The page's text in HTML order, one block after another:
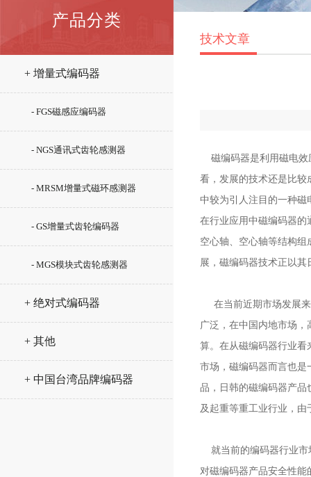
产品分类
+ 增量式编码器
- FGS磁感应编码器
- NGS通讯式齿轮感测器
- MRSM增量式磁环感测器
- GS增量式齿轮编码器
- MGS模块式齿轮感测器
+ 绝对式编码器
+ 其他
+ 中国台湾品牌编码器
技术文章
磁编码器是利用磁电效
看，发展的技术还是比较
中较为引人注目的一种磁
在行业应用中磁编码器的
空心轴、空心轴等结构组
展，磁编码器技术正以
在当前近期市场发展来
广泛，在中国内地市场
算。在从磁编码器行业看
市场，磁编码器而言也是
品，日韩的磁编码器产品
及起重等重工业行业，
就当前的编码器行业市
对磁编码器产品安全性能